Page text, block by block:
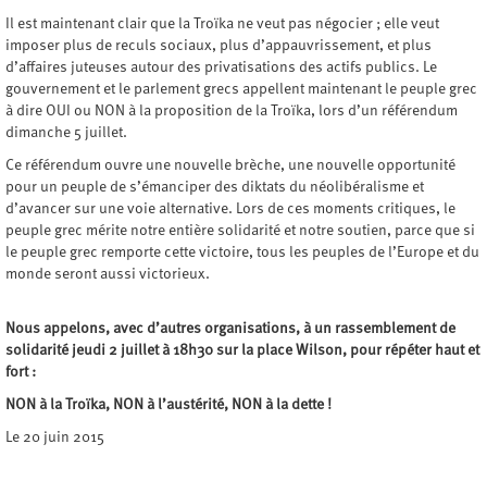
Il est maintenant clair que la Troïka ne veut pas négocier ; elle veut
imposer plus de reculs sociaux, plus d’appauvrissement, et plus
d’affaires juteuses autour des privatisations des actifs publics. Le
gouvernement et le parlement grecs appellent maintenant le peuple grec
à dire OUI ou NON à la proposition de la Troïka, lors d’un référendum
dimanche 5 juillet.
Ce référendum ouvre une nouvelle brèche, une nouvelle opportunité
pour un peuple de s’émanciper des diktats du néolibéralisme et
d’avancer sur une voie alternative. Lors de ces moments critiques, le
peuple grec mérite notre entière solidarité et notre soutien, parce que si
le peuple grec remporte cette victoire, tous les peuples de l’Europe et du
monde seront aussi victorieux.
Nous appelons, avec d’autres organisations, à un rassemblement de
solidarité jeudi 2 juillet à 18h30 sur la place Wilson, pour répéter haut et
fort :
NON à la Troïka, NON à l’austérité, NON à la dette !
Le 20 juin 2015